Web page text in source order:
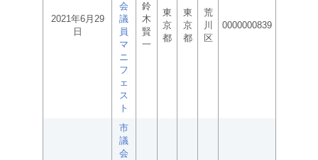
2021年6月29
日
会
議
員
マ
ニ
フ
ェ
ス
ト
鈴
木
賢
一
東
京
都
東
京
都
荒
川
区
0000000839
市
議
会